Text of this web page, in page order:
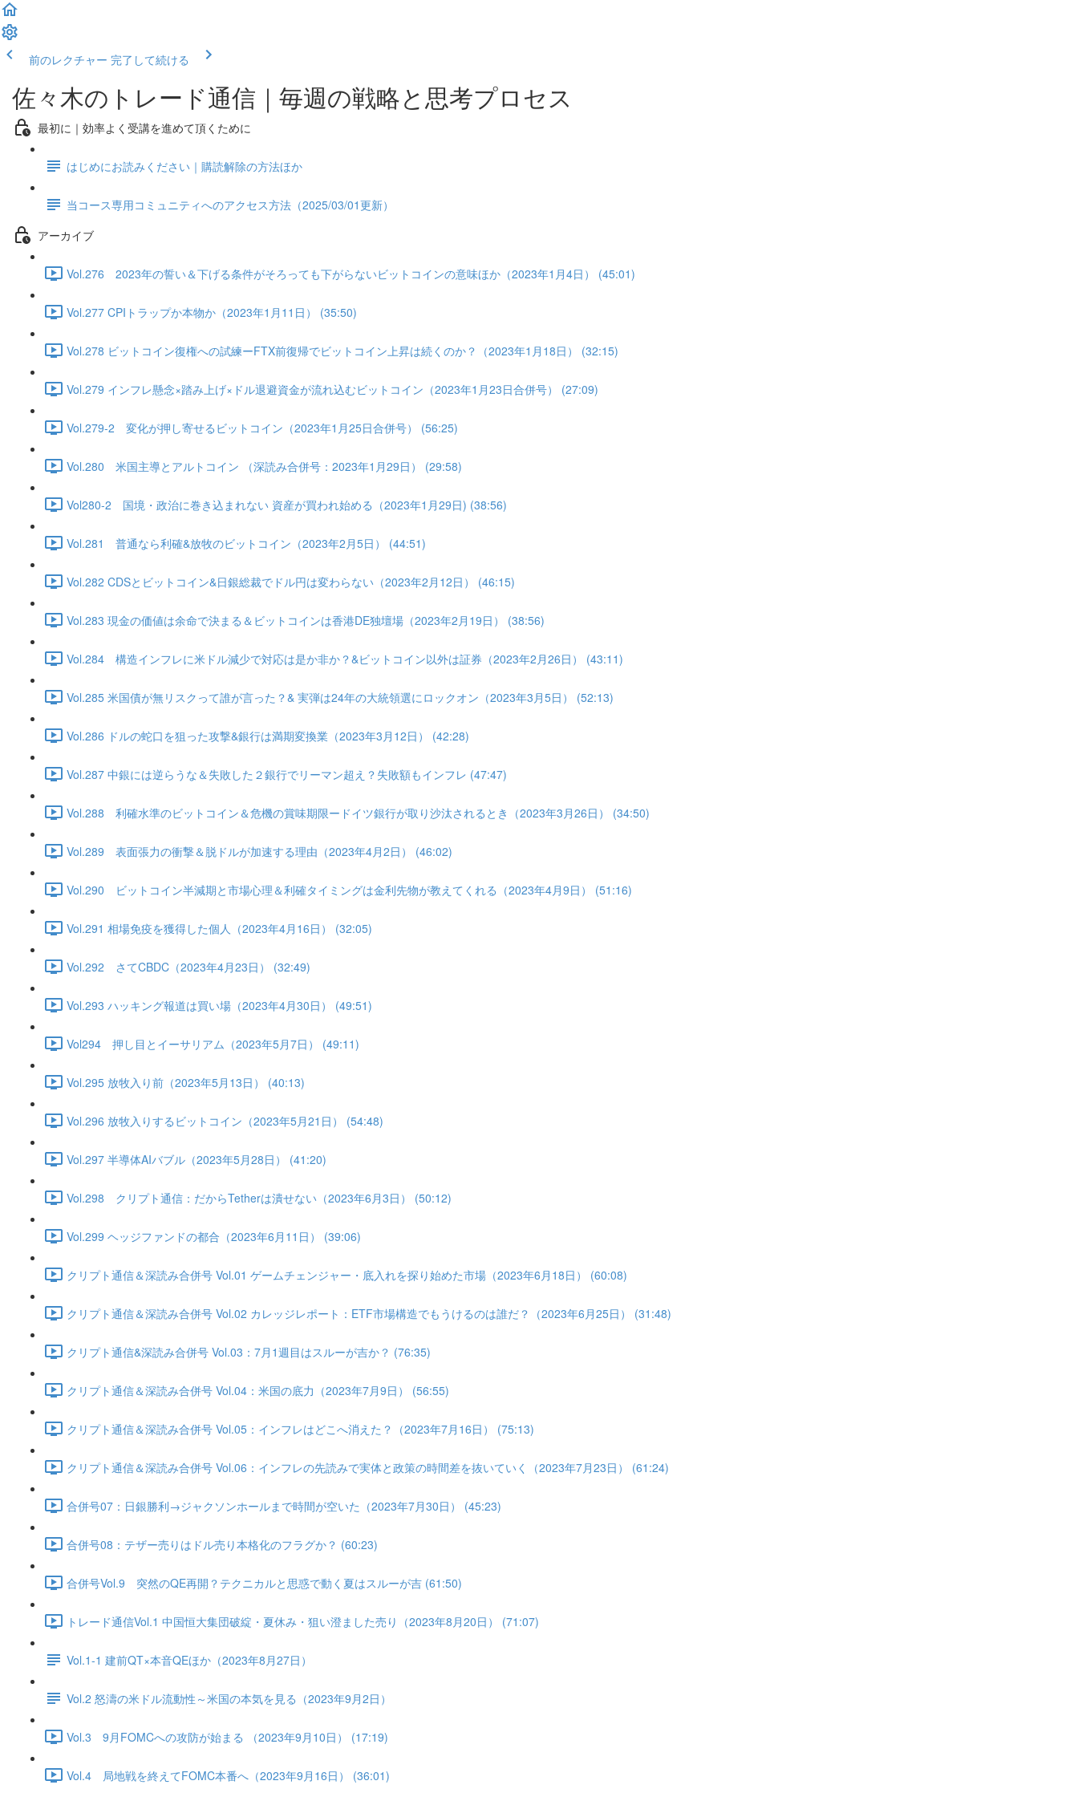
前のレクチャー 完了して続ける
佐々木のトレード通信｜毎週の戦略と思考プロセス
最初に｜効率よく受講を進めて頂くために
はじめにお読みください｜購読解除の方法ほか
当コース専用コミュニティへのアクセス方法（2025/03/01更新）
アーカイブ
Vol.276 2023年の誓い＆下げる条件がそろっても下がらないビットコインの意味ほか（2023年1月4日） (45:01)
Vol.277 CPIトラップか本物か（2023年1月11日） (35:50)
Vol.278 ビットコイン復権への試練ーFTX前復帰でビットコイン上昇は続くのか？（2023年1月18日） (32:15)
Vol.279 インフレ懸念×踏み上げ×ドル退避資金が流れ込むビットコイン（2023年1月23日合併号） (27:09)
Vol.279-2 変化が押し寄せるビットコイン（2023年1月25日合併号） (56:25)
Vol.280 米国主導とアルトコイン （深読み合併号：2023年1月29日） (29:58)
Vol280-2 国境・政治に巻き込まれない 資産が買われ始める（2023年1月29日) (38:56)
Vol.281 普通なら利確&放牧のビットコイン（2023年2月5日） (44:51)
Vol.282 CDSとビットコイン&日銀総裁でドル円は変わらない（2023年2月12日） (46:15)
Vol.283 現金の価値は余命で決まる＆ビットコインは香港DE独壇場（2023年2月19日） (38:56)
Vol.284 構造インフレに米ドル減少で対応は是か非か？&ビットコイン以外は証券（2023年2月26日） (43:11)
Vol.285 米国債が無リスクって誰が言った？& 実弾は24年の大統領選にロックオン（2023年3月5日） (52:13)
Vol.286 ドルの蛇口を狙った攻撃&銀行は満期変換業（2023年3月12日） (42:28)
Vol.287 中銀には逆らうな＆失敗した２銀行でリーマン超え？失敗額もインフレ (47:47)
Vol.288 利確水準のビットコイン＆危機の賞味期限ードイツ銀行が取り沙汰されるとき（2023年3月26日） (34:50)
Vol.289 表面張力の衝撃＆脱ドルが加速する理由（2023年4月2日） (46:02)
Vol.290 ビットコイン半減期と市場心理＆利確タイミングは金利先物が教えてくれる（2023年4月9日） (51:16)
Vol.291 相場免疫を獲得した個人（2023年4月16日） (32:05)
Vol.292 さてCBDC（2023年4月23日） (32:49)
Vol.293 ハッキング報道は買い場（2023年4月30日） (49:51)
Vol294 押し目とイーサリアム（2023年5月7日） (49:11)
Vol.295 放牧入り前（2023年5月13日） (40:13)
Vol.296 放牧入りするビットコイン（2023年5月21日） (54:48)
Vol.297 半導体AIバブル（2023年5月28日） (41:20)
Vol.298 クリプト通信：だからTetherは潰せない（2023年6月3日） (50:12)
Vol.299 ヘッジファンドの都合（2023年6月11日） (39:06)
クリプト通信＆深読み合併号 Vol.01 ゲームチェンジャー・底入れを探り始めた市場（2023年6月18日） (60:08)
クリプト通信＆深読み合併号 Vol.02 カレッジレポート：ETF市場構造でもうけるのは誰だ？（2023年6月25日） (31:48)
クリプト通信&深読み合併号 Vol.03：7月1週目はスルーが吉か？ (76:35)
クリプト通信＆深読み合併号 Vol.04：米国の底力（2023年7月9日） (56:55)
クリプト通信＆深読み合併号 Vol.05：インフレはどこへ消えた？（2023年7月16日） (75:13)
クリプト通信＆深読み合併号 Vol.06：インフレの先読みで実体と政策の時間差を抜いていく（2023年7月23日） (61:24)
合併号07：日銀勝利→ジャクソンホールまで時間が空いた（2023年7月30日） (45:23)
合併号08：テザー売りはドル売り本格化のフラグか？ (60:23)
合併号Vol.9 突然のQE再開？テクニカルと思惑で動く夏はスルーが吉 (61:50)
トレード通信Vol.1 中国恒⼤集団破綻・夏休み・狙い澄ました売り（2023年8月20日） (71:07)
Vol.1-1 建前QT×本音QEほか（2023年8月27日）
Vol.2 怒濤の米ドル流動性～米国の本気を見る（2023年9月2日）
Vol.3 9月FOMCへの攻防が始まる （2023年9月10日） (17:19)
Vol.4 局地戦を終えてFOMC本番へ（2023年9月16日） (36:01)